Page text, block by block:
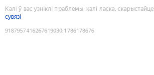
Калі ў вас узніклі праблемы, калі ласка, скарыстайце
сувязі
9187957416267619030:1786178676